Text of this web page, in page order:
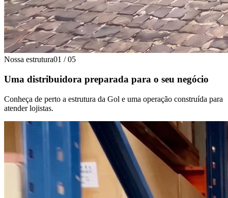
Nossa estrutura01 / 05
Uma distribuidora preparada para o seu negócio
Conheça de perto a estrutura da Gol e uma operação construída para
atender lojistas.